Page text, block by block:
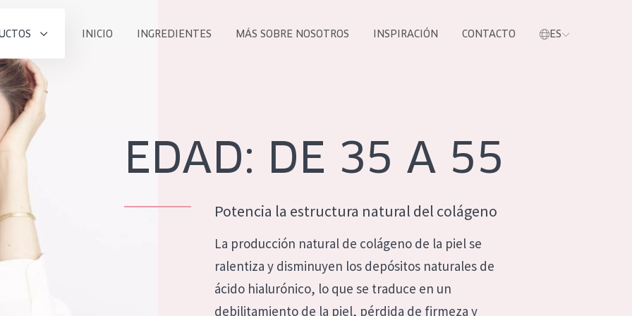
TODOS NUESTROS
PRODUCTOS
INICIO INGREDIENTES MÁS SOBRE NOSOTROS INSPIRACIÓN CONTACTO ES
EDAD: DE 35 A 55
Potencia la estructura natural del colágeno
La producción natural de colágeno de la piel se
ralentiza y disminuyen los depósitos naturales de
ácido hialurónico, lo que se traduce en un
debilitamiento de la piel, pérdida de firmeza y